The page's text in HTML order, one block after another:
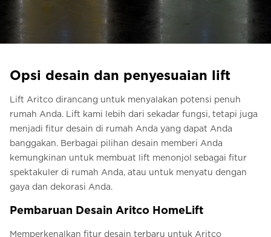
Pesan Digital HomeKit
Minta perkiraan harga
Pendaftaran buletin
FAQ
Hubungi
ID
Opsi desain dan penyesuaian lift
Lift Aritco dirancang untuk menyalakan potensi penuh
rumah Anda. Lift kami lebih dari sekadar fungsi, tetapi juga
menjadi fitur desain di rumah Anda yang dapat Anda
banggakan. Berbagai pilihan desain memberi Anda
kemungkinan untuk membuat lift menonjol sebagai fitur
spektakuler di rumah Anda, atau untuk menyatu dengan
gaya dan dekorasi Anda.
Pembaruan Desain Aritco HomeLift
Memperkenalkan fitur desain terbaru untuk Aritco